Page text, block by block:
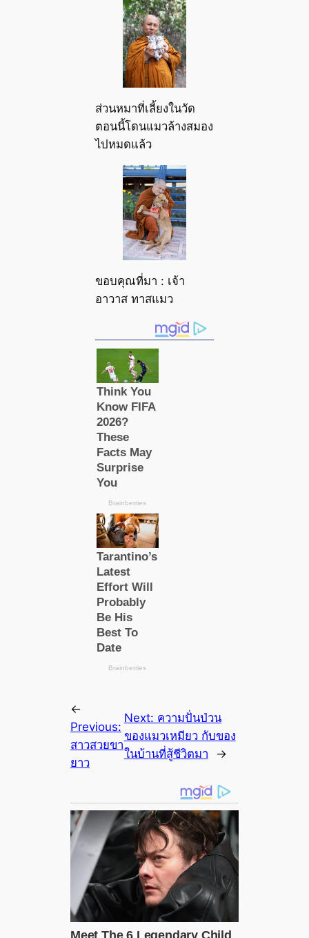
ส่วนหมาที่เลี้ยงในวัด
ตอนนี้โดนแมวล้างสมอง
ไปหมดแล้ว
ขอบคุณที่มา : เจ้า
อาวาส ทาสแมว
←
Previous:
สาวสวยขา
ยาว
Next: ความปั่นป่วน
ของแมวเหมียว กับของ
ในบ้านที่สู้ชีวิตมา
→